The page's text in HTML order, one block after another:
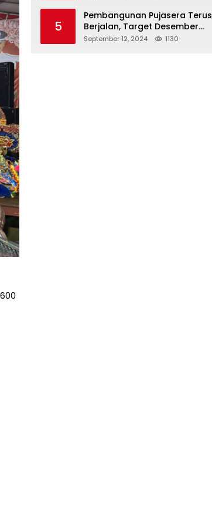
5
Pembangunan Pujasera Terus
Berjalan, Target Desember
2024 Rampung
September 12, 2024 1130